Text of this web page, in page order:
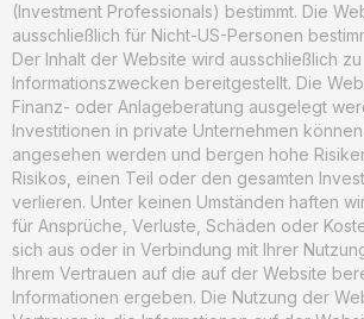
(Investment Professionals) bestimmt. Die
ausschließlich für Nicht-US-Personen
Der Inhalt der Website wird ausschließlich zu
Informationszwecken bereitgestellt. Die
Finanz- oder Anlageberatung ausgelegt
Investitionen in private Unternehmen
angesehen werden und bergen hohe
Risikos, einen Teil oder den gesamten
verlieren. Unter keinen Umständen haften
für Ansprüche, Verluste, Schäden oder
sich aus oder in Verbindung mit Ihrer
Ihrem Vertrauen auf die auf der Website
Informationen ergeben. Die Nutzung der